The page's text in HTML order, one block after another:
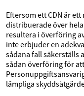
Eftersom ett CDN är
distribuerade över
resultera i överföring
inte erbjuder en
sådana fall säkerställs
sådan överföring för
lämpliga